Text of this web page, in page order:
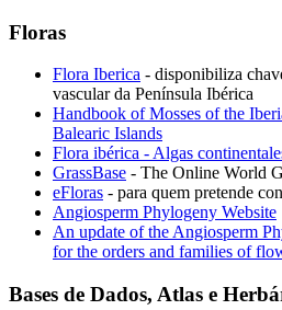
Floras
Flora Iberica - disponibiliza
vascular da Península Ibérica
Handbook of Mosses of the
Balearic Islands
Flora ibérica - Algas
GrassBase - The Online World
eFloras - para quem pretende
Angiosperm Phylogeny Website
An update of the Angiosperm
for the orders and families of
Bases de Dados, Atlas e